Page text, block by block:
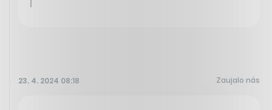
23. 4. 2024 08:18 Zaujalo nás